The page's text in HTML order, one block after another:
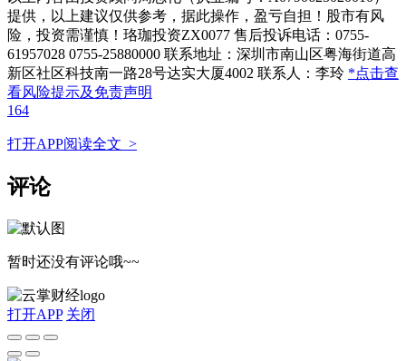
提供，以上建议仅供参考，据此操作，盈亏自担！股市有风
险，投资需谨慎！珞珈投资ZX0077 售后投诉电话：0755-
61957028 0755-25880000 联系地址：深圳市南山区粤海街道高
新区社区科技南一路28号达实大厦4002 联系人：李玲 *点击查
看风险提示及免责声明
164
打开APP阅读全文 >
评论
暂时还没有评论哦~~
打开APP 关闭